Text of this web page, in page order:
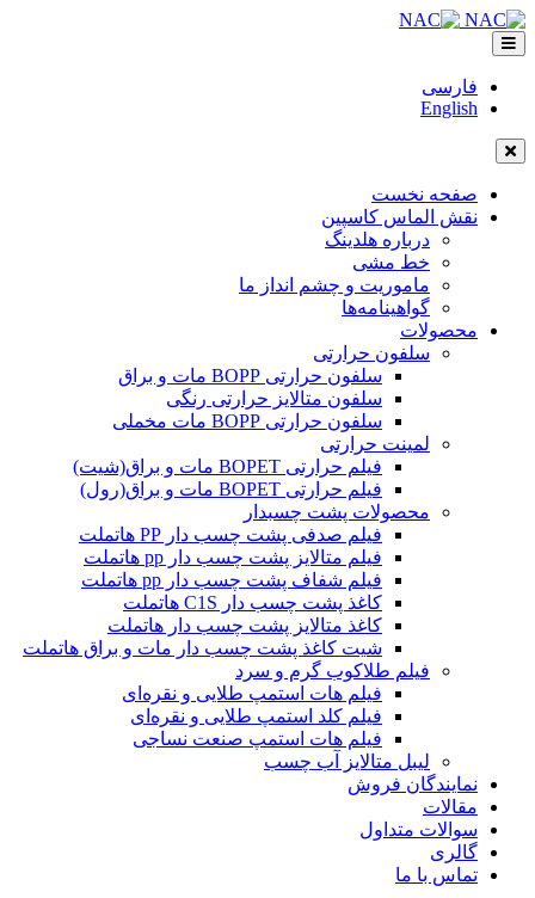
فارسی
English
صفحه نخست
نقش الماس کاسپین
درباره هلدینگ
خط مشی
ماموریت و چشم انداز ما
گواهینامه‌ها
محصولات
سلفون حرارتی
سلفون حرارتی BOPP مات و براق
سلفون متالایز حرارتی رنگی
سلفون حرارتی BOPP مات مخملی
لمینت حرارتی
فیلم حرارتی BOPET مات و براق(شیت)
فیلم حرارتی BOPET مات و براق(رول)
محصولات پشت چسبدار
فیلم صدفی پشت چسب دار PP هاتملت
فیلم متالایز پشت چسب دار pp هاتملت
فیلم شفاف پشت چسب دار pp هاتملت
کاغذ پشت چسب دار C1S هاتملت
کاغذ متالایز پشت چسب دار هاتملت
شیت کاغذ پشت چسب دار مات و براق هاتملت
فیلم طلاکوب گرم و سرد
فیلم هات استمپ طلایی و نقره‌ای
فیلم کلد استمپ طلایی و نقره‌ای
فیلم هات استمپ صنعت نساجی
لیبل متالایز آب چسب
نمایندگان فروش
مقالات
سوالات متداول
گالری
تماس با ما